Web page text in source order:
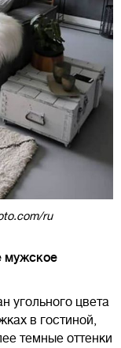
ru
мужское
угольного цвета
в гостиной,
темные оттенки